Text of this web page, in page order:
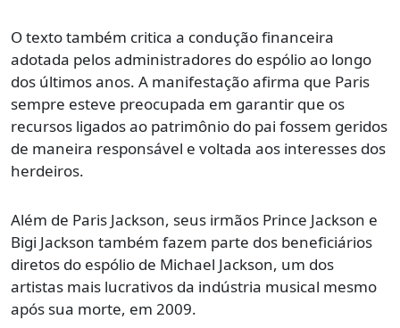
O texto também critica a condução financeira
adotada pelos administradores do espólio ao longo
dos últimos anos. A manifestação afirma que Paris
sempre esteve preocupada em garantir que os
recursos ligados ao patrimônio do pai fossem geridos
de maneira responsável e voltada aos interesses dos
herdeiros.
Além de Paris Jackson, seus irmãos Prince Jackson e
Bigi Jackson também fazem parte dos beneficiários
diretos do espólio de Michael Jackson, um dos
artistas mais lucrativos da indústria musical mesmo
após sua morte, em 2009.